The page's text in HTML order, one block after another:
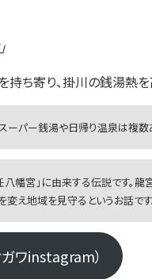
ち寄り、掛川の銭湯熱
パー銭湯や日帰り温泉は複数
幡宮」に由来する伝説です。
え地域を見守るというお話です
ワinstagram）